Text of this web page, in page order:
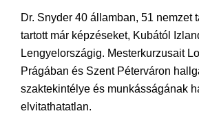
Dr. Snyder 40 államban, 51 nemzet
tartott már képzéseket, Kubától
Lengyelországig. Mesterkurzusait
Prágában és Szent Péterváron
szaktekintélye és munkásságának
elvitathatatlan.